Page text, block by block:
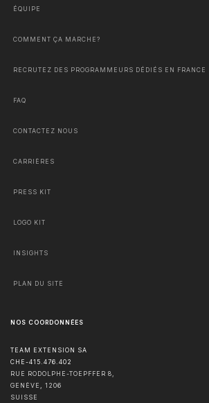
ÉQUIPE
COMMENT ÇA MARCHE?
RECRUTEZ DES PROGRAMMEURS DÉDIÉS EN FRANCE
FAQ
CONTACTEZ NOUS
CARRIÈRES
PRESS KIT
LOGO KIT
INSIGHTS
PLAN DU SITE
NOS COORDONNÉES
TEAM EXTENSION SA
CHE-415.476.402
RUE RODOLPHE-TOEPFFER 8,
GENÈVE
1206
SUISSE